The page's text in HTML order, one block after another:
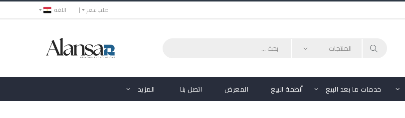
اللغه طلب سعر
خدمات ما بعد البيع أنظمة البيع المعرض اتصل بنا المزيد